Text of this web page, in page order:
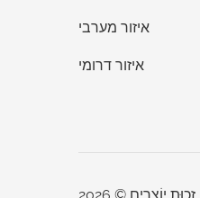
איזור מערבי
איזור דרומי